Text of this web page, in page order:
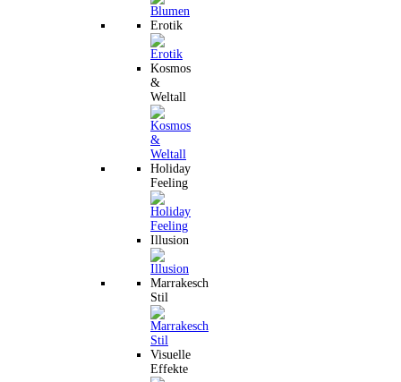
Erotik
Kosmos
&
Weltall
Holiday
Feeling
Illusion
Marrakesch
Stil
Visuelle
Effekte